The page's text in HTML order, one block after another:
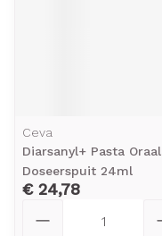
Ceva
Diarsanyl+ Pasta Oraal
Doseerspuit 24ml
€ 24,78